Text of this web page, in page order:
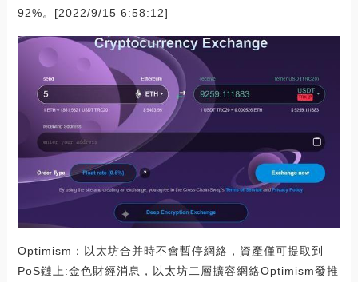
92%。[2022/9/15 6:58:12]
Optimism：以太坊合并時不會暫停網絡，資產僅可提取到
PoS鏈上:金色財經消息，以太坊二層擴容網絡Optimism發推